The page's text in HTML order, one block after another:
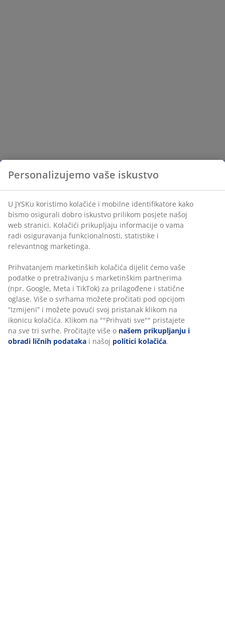
Personalizujemo vaše iskustvo
U JYSKu koristimo kolačiće i mobilne identifikatore kako
bismo osigurali dobro iskustvo prilikom posjete našoj
web stranici. Kolačići prikupljaju informacije o vama
radi osiguravanja funkcionalnosti, statistike i
relevantnog marketinga.
Prihvatanjem marketinških kolačića dijelit ćemo vaše
podatke o pretraživanju s marketinškim partnerima
(npr. Google, Meta i TikTok) za prilagođene i statične
oglase. Više o svrhama možete pročitati pod opcijom
“Izmijeni” i možete povući svoj pristanak klikom na
ikonicu kolačića. Klikom na ""Prihvati sve"" pristajete
na sve tri svrhe. Pročitajte više o našem prikupljanju i
obradi ličnih podataka i našoj politici kolačića.